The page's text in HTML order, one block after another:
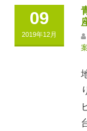
09
2019年12月